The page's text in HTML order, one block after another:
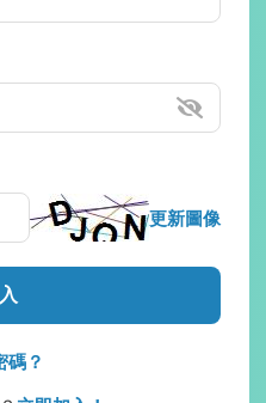
更新圖像
碼？